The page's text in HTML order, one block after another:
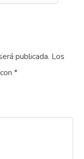
publicada. Los
*